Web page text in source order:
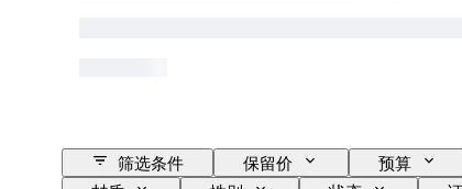
筛选条件 保留价 预算